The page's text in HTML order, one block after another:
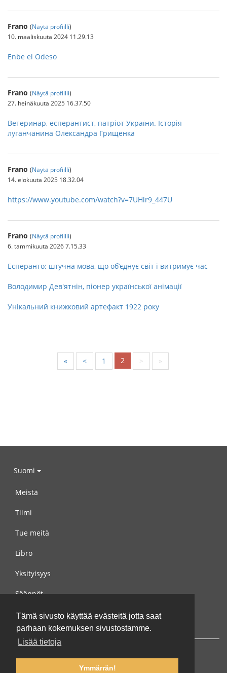
Tämä sivusto käyttää evästeitä jotta saat
parhaan kokemuksen sivustostamme.
Lisää tietoja
Ymmärrän!
Frano (Näytä profiilli)
10. maaliskuuta 2024 11.29.13
Enbe el Odeso
Frano (Näytä profiilli)
27. heinäkuuta 2025 16.37.50
Ветеринар, есперантист, патріот України. Історія
луганчанина Олександра Грищенка
Frano (Näytä profiilli)
14. elokuuta 2025 18.32.04
https://www.youtube.com/watch?v=7UHlr9_447U
Frano (Näytä profiilli)
6. tammikuuta 2026 7.15.33
Есперанто: штучна мова, що об’єднує світ і витримує час
Володимир Дев'ятнін, піонер української анімації
Унікальний книжковий артефакт 1922 року
« < 1 2 > »
Suomi
Meistä
Tiimi
Tue meitä
Libro
Yksityisyys
Säännöt
Ota yhteyttä meihin